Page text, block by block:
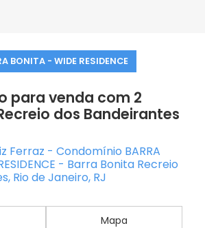
BONITA - WIDE RESIDENCE
para venda com 2
dos Bandeirantes
Ferraz - Condomínio BARRA
- Barra Bonita Recreio
Rio de Janeiro, RJ
Mapa